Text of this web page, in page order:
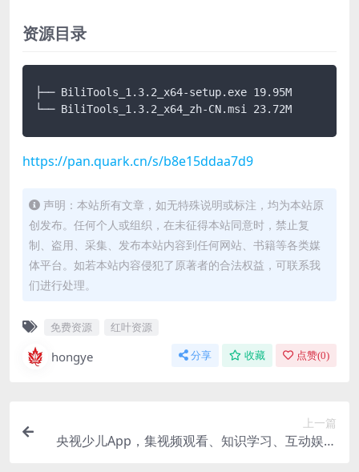
资源目录
├── BiliTools_1.3.2_x64-setup.exe 19.95M
└── BiliTools_1.3.2_x64_zh-CN.msi 23.72M
https://pan.quark.cn/s/b8e15ddaa7d9
声明：本站所有文章，如无特殊说明或标注，均为本站原
创发布。任何个人或组织，在未征得本站同意时，禁止复
制、盗用、采集、发布本站内容到任何网站、书籍等各类媒
体平台。如若本站内容侵犯了原著者的合法权益，可联系我
们进行处理。
免费资源 红叶资源
hongye 分享 收藏 点赞(0)
上一篇
央视少儿App，集视频观看、知识学习、互动娱乐